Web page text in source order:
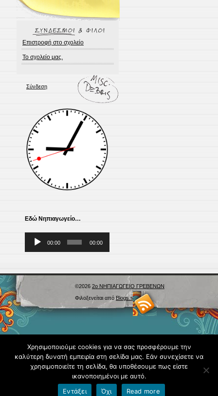
Επιστροφή στο σχολείο
Το σχολείο μας.
Σύνδεση
Εδώ Νηπιαγωγείο…
Πρόγραμμα
00:00 00:00
©2026 2ο ΝΗΠΙΑΓΩΓΕΙΟ ΓΡΕΒΕΝΩΝ
Φιλοξενείται απόBlogs.sch.gr
Χρησιμοποιούμε cookies για να σας προσφέρουμε την
καλύτερη δυνατή εμπειρία στη σελίδα μας. Εάν συνεχίσετε να
χρησιμοποιείτε τη σελίδα, θα υποθέσουμε πως είστε
ικανοποιημένοι με αυτό.
Εντάξει
Όχι Read more